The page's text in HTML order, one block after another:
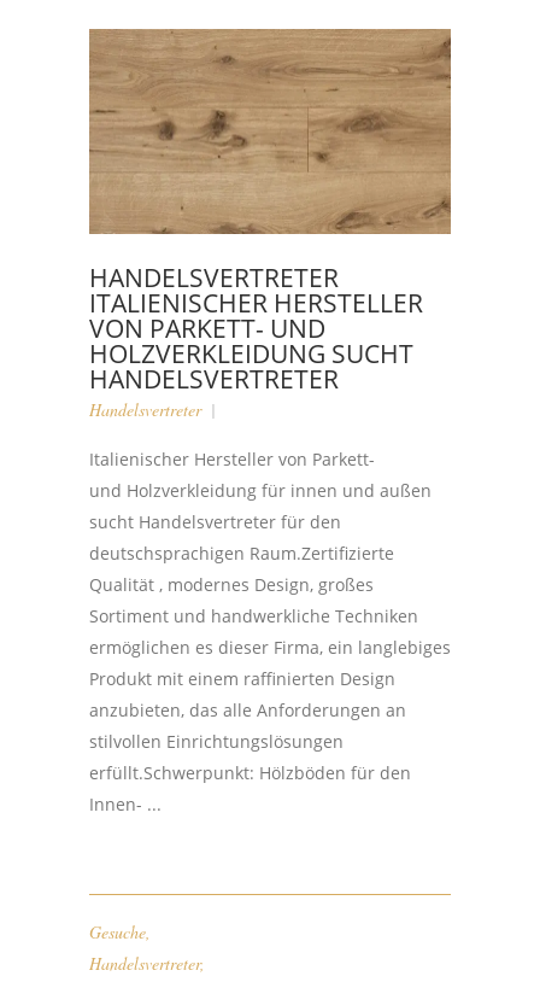
HANDELSVERTRETER
ITALIENISCHER HERSTELLER
VON PARKETT- UND
HOLZVERKLEIDUNG SUCHT
HANDELSVERTRETER
Handelsvertreter
Italienischer Hersteller von Parkett-
und Holzverkleidung für innen und außen
sucht Handelsvertreter für den
deutschsprachigen Raum.Zertifizierte
Qualität , modernes Design, großes
Sortiment und handwerkliche Techniken
ermöglichen es dieser Firma, ein langlebiges
Produkt mit einem raffinierten Design
anzubieten, das alle Anforderungen an
stilvollen Einrichtungslösungen
erfüllt.Schwerpunkt: Hölzböden für den
Innen- ...
Gesuche,
Handelsvertreter,